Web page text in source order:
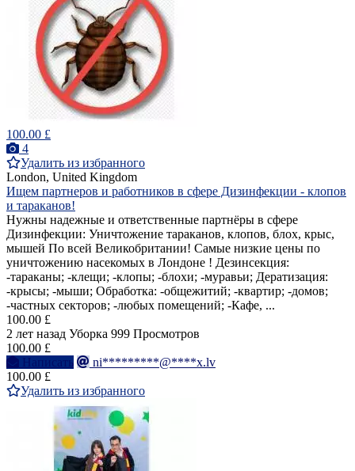
100.00 £
4
Удалить из избранного
London, United Kingdom
Ищем партнеров и работников в сфере Дизинфекции - клопов
и тараканов!
Нужны надежные и ответственные партнёры в сфере
Дизинфекции: Уничтожение тараканов, клопов, блох, крыс,
мышей По всей Великобритании! Самые низкие цены по
уничтожению насекомых в Лондоне ! Дезинсекция:
-тараканы; -клещи; -клопы; -блохи; -муравьи; Дератизация:
-крысы; -мыши; Обработка: -общежитий; -квартир; -домов;
-частных секторов; -любых помещений; -Кафе, ...
100.00 £
2 лет назад Уборка 999 Просмотров
100.00 £
Написать
ni*********@****x.lv
100.00 £
Удалить из избранного